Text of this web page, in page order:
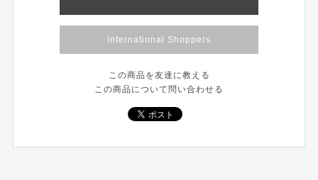
International Shoppers
この商品を友達に教える
この商品について問い合わせる